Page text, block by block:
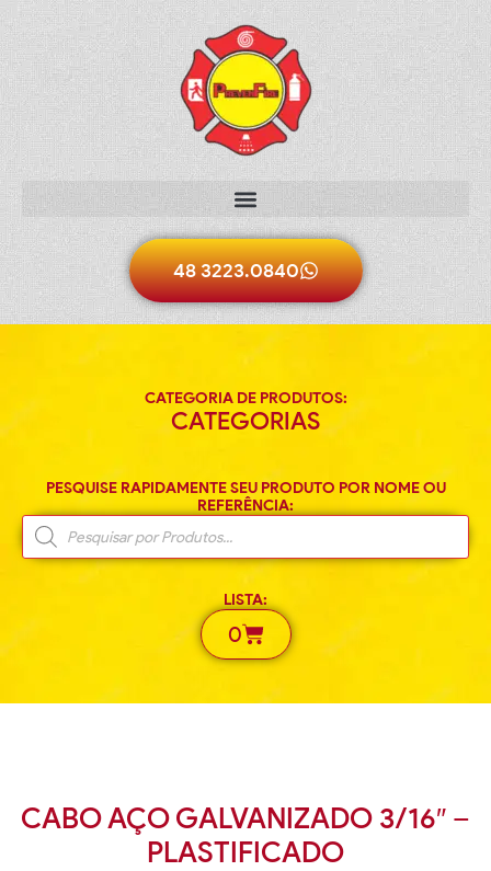
48 3223.0840
CATEGORIA DE PRODUTOS:
CATEGORIAS
PESQUISE RAPIDAMENTE SEU PRODUTO POR NOME OU
REFERÊNCIA:
LISTA:
0
CABO AÇO GALVANIZADO 3/16″ –
PLASTIFICADO